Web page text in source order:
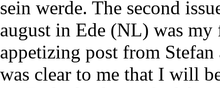
sein werde. The second
august in Ede (NL) was
appetizing post from
was clear to me that I will